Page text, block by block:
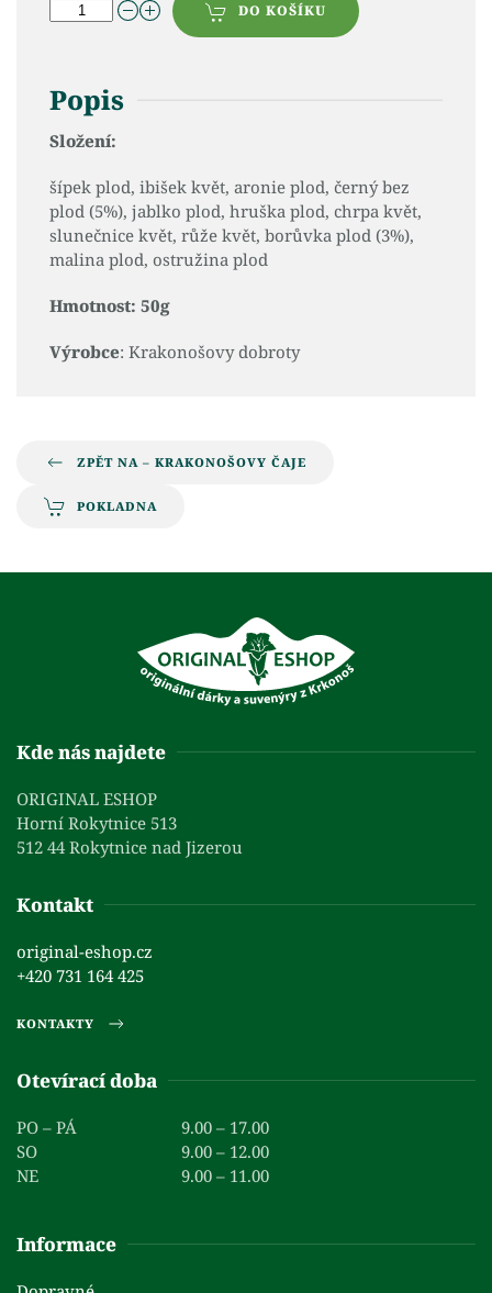
DO KOŠÍKU
Popis
Složení:
šípek plod, ibišek květ, aronie plod, černý bez
plod (5%), jablko plod, hruška plod, chrpa květ,
slunečnice květ, růže květ, borůvka plod (3%),
malina plod, ostružina plod
Hmotnost: 50g
Výrobce: Krakonošovy dobroty
ZPĚT NA – KRAKONOŠOVY ČAJE
POKLADNA
Kde nás najdete
ORIGINAL ESHOP
Horní Rokytnice 513
512 44 Rokytnice nad Jizerou
Kontakt
original-eshop.cz
+420 731 164 425
KONTAKTY
Otevírací doba
PO – PÁ
9.00 – 17.00
SO
9.00 – 12.00
NE
9.00 – 11.00
Informace